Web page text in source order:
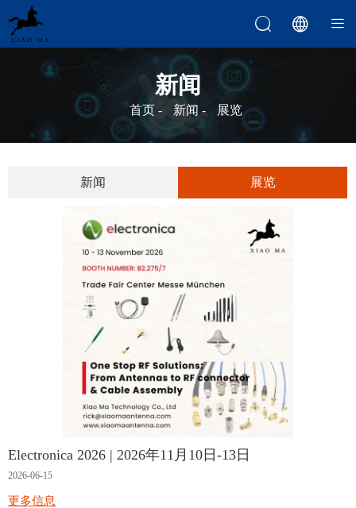
  
新闻
首页 - 新闻 - 展览
新闻 展览
Electronica 2026 | 2026年11月10日-13日
2026-06-15
更多信息